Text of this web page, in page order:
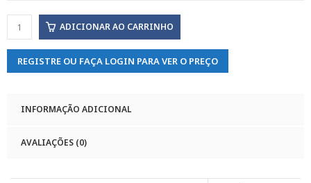
ADICIONAR AO CARRINHO
REGISTRE OU FAÇA LOGIN PARA VER O PREÇO
INFORMAÇÃO ADICIONAL
AVALIAÇÕES (0)